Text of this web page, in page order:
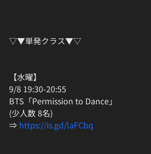
▽▼単発クラス▼▽
【水曜】
9/8 19:30-20:55
BTS「Permission to Dance」
(少人数 8名)
⇒ https://is.gd/laFCbq